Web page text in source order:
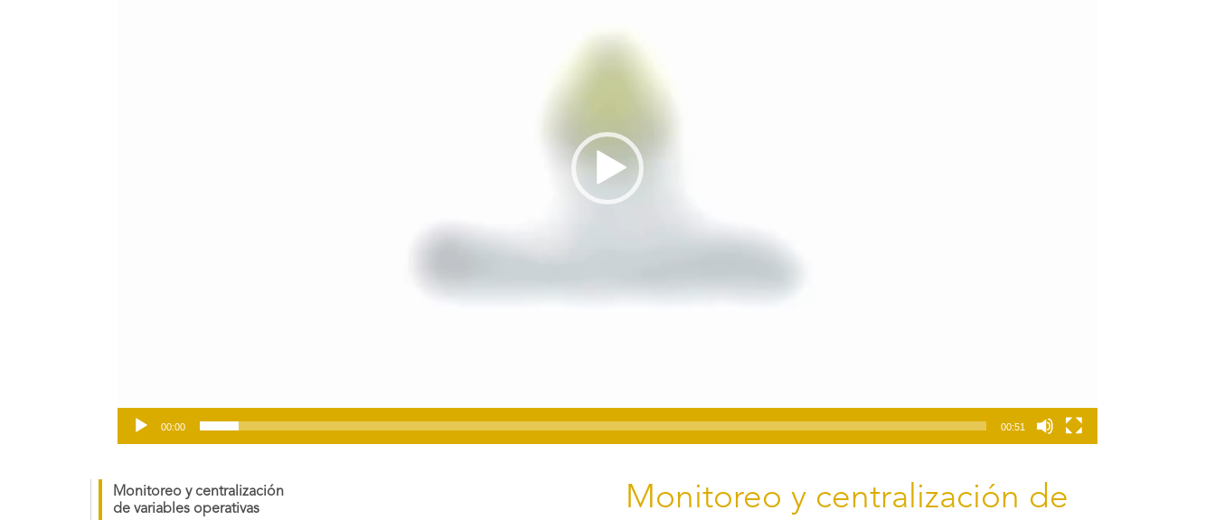
00:00 00:51
Monitoreo y centralización
de variables operativas
Monitoreo y centralización de